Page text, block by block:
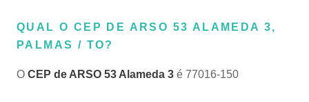
QUAL O CEP DE ARSO 53 ALAMEDA 3,
PALMAS / TO?
O CEP de ARSO 53 Alameda 3 é 77016-150